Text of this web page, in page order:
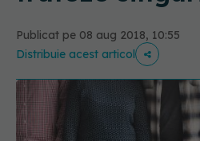
Publicat pe 08 aug 2018, 10:55
Distribuie acest articol